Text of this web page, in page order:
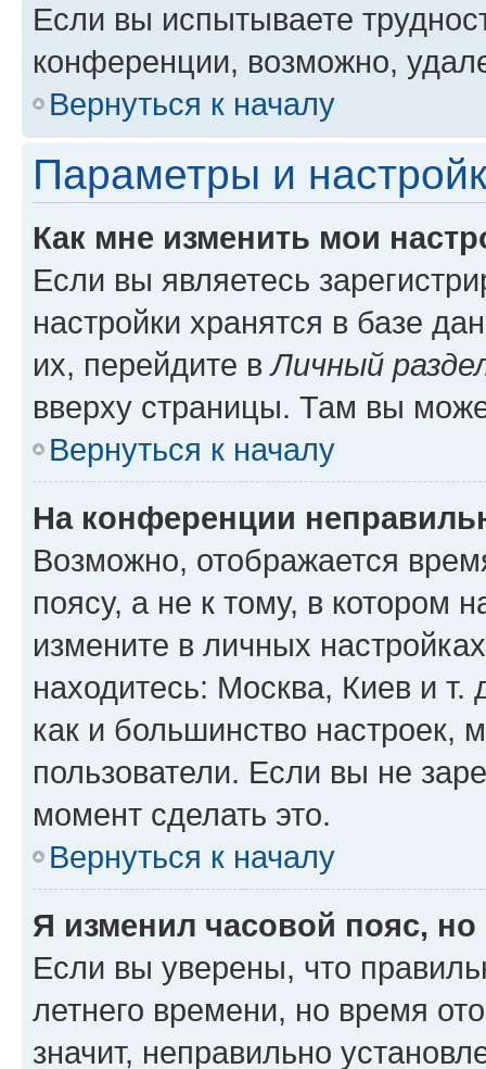
Если вы испытываете
конференции, возможно,
Вернуться к началу
Параметры и
Как мне изменить мои
Если вы являетесь
настройки хранятся в базе
их, перейдите вЛичный
вверху страницы. Там вы
Вернуться к началу
На конференции
Возможно, отображается
поясу, а не к тому, в котором
измените в личных
находитесь: Москва, Киев и т.
как и большинство настроек,
пользователи. Если вы не
момент сделать это.
Вернуться к началу
Я изменил часовой пояс,
Если вы уверены, что
летнего времени, но время
значит, неправильно